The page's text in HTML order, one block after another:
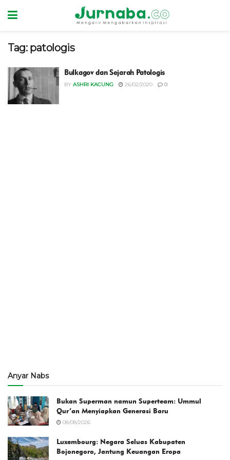
Tag: patologis
Bulkagov dan Sejarah Patologis
BY ASHRI KACUNG 26/02/2020 0
Anyar Nabs
Bukan Superman namun Superteam: Ummul
Qur’an Menyiapkan Generasi Baru
08/08/2026
Luxembourg: Negara Seluas Kabupaten
Bojonegoro, Jantung Keuangan Eropa